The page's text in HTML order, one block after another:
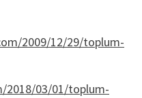
2009/12/29/toplum-
2018/03/01/toplum-